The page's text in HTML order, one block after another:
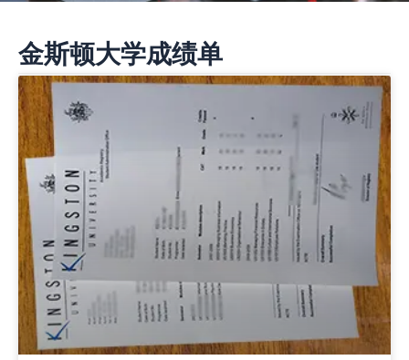
金斯顿大学成绩单